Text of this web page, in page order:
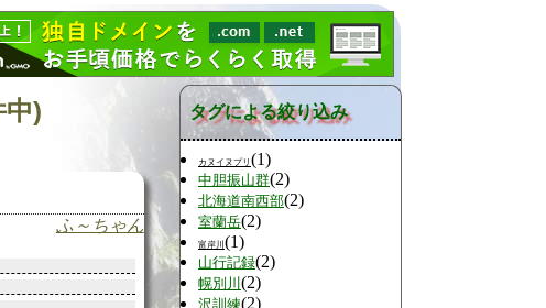
)
ふ～ちゃん
タグによる絞り込み
カヌイヌプリ (1)
中胆振山群(2)
北海道南西部(2)
室蘭岳(2)
富岸川 (1)
山行記録(2)
幌別川 (2)
沢訓練(2)